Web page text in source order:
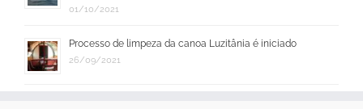
01/10/2021
Processo de limpeza da canoa Luzitânia é iniciado
26/09/2021